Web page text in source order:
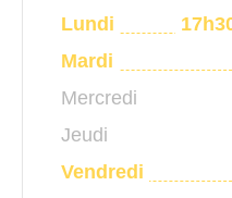
Lundi
Mardi
Mercredi
Jeudi
Vendredi